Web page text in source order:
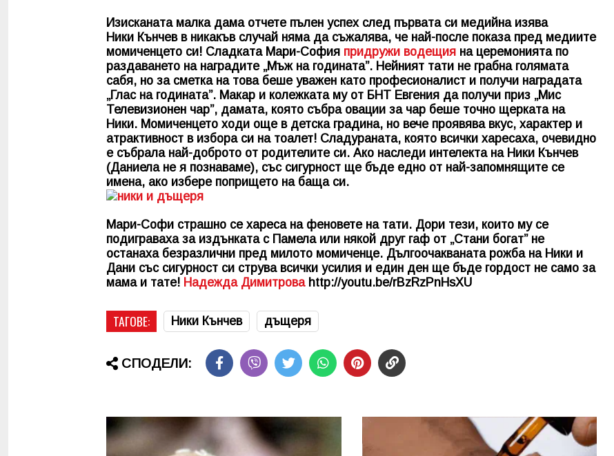
Изисканата малка дама отчете пълен успех след първата си медийна изява
Ники Кънчев в никакъв случай няма да съжалява, че най-после показа пред медиите
момиченцето си! Сладката Мари-София придружи водещия на церемонията по
раздаването на наградите „Мъж на годината”. Нейният тати не грабна голямата
сабя, но за сметка на това беше уважен като професионалист и получи наградата
„Глас на годината”. Макар и колежката му от БНТ Евгения да получи приз „Мис
Телевизионен чар”, дамата, която събра овации за чар беше точно щерката на
Ники. Момиченцето ходи още в детска градина, но вече проявява вкус, характер и
атрактивност в избора си на тоалет! Сладураната, която всички харесаха, очевидно
е събрала най-доброто от родителите си. Ако наследи интелекта на Ники Кънчев
(Даниела не я познаваме), със сигурност ще бъде едно от най-запомнящите се
имена, ако избере попрището на баща си.
Мари-Софи страшно се хареса на феновете на тати. Дори тези, които му се
подиграваха за издънката с Памела или някой друг гаф от „Стани богат” не
останаха безразлични пред милото момиченце. Дългоочакваната рожба на Ники и
Дани със сигурност си струва всички усилия и един ден ще бъде гордост не само за
мама и тате! Надежда Димитроваhttp://youtu.be/rBzRzPnHsXU
ТАГОВЕ: Ники Кънчев дъщеря
СПОДЕЛИ: